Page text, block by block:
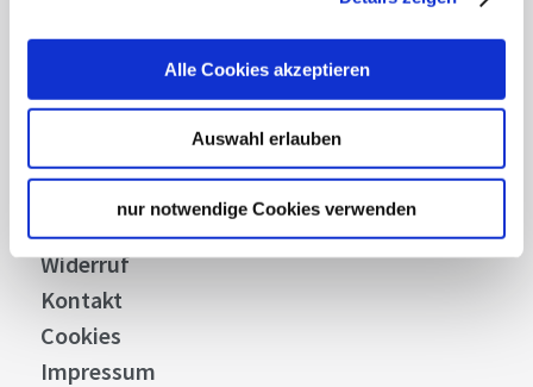
Alle Cookies akzeptieren
Auswahl erlauben
nur notwendige Cookies verwenden
Presse
Stuttgart Convention Bureau
Datenschutz
Widerruf
Kontakt
Cookies
Impressum